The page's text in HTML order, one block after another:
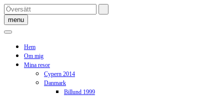
Skip
to
content
menu
Hem
Om mig
Mina resor
Cypern 2014
Danmark
Billund 1999